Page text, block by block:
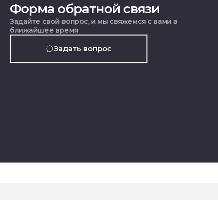
Форма обратной связи
Задайте свой вопрос, и мы свяжемся с вами в
ближайшее время
Задать вопрос